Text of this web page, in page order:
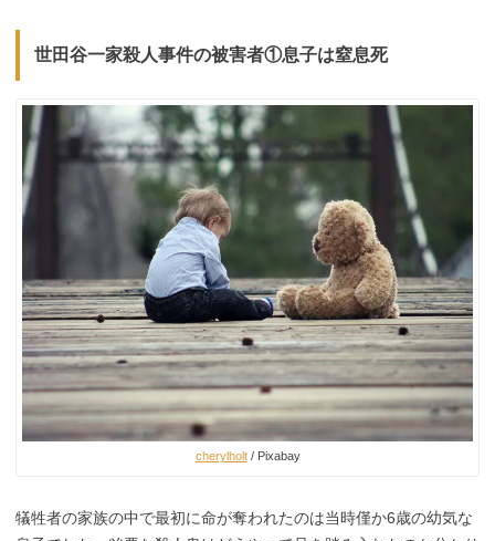
世田谷一家殺人事件の被害者①息子は窒息死
cherylholt/ Pixabay
犠牲者の家族の中で最初に命が奪われたのは当時僅か6歳の幼気な